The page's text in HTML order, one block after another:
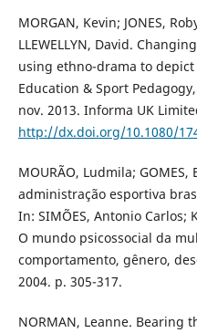
MORGAN, Kevin; JONES,
LLEWELLYN, David.
using ethno-drama to
Education & Sport
nov. 2013. Informa UK
http://dx.doi.org/10.1080/
MOURÃO, Ludmila;
administração esportiva
In: SIMÕES, Antonio Carlos;
O mundo psicossocial da
comportamento, gênero,
2004. p. 305-317.
NORMAN, Leanne. Bearing